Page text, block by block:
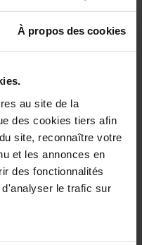
À propos des cookies
au site de la
des cookies tiers afin
site, reconnaître votre
et les annonces en
des fonctionnalités
le trafic sur